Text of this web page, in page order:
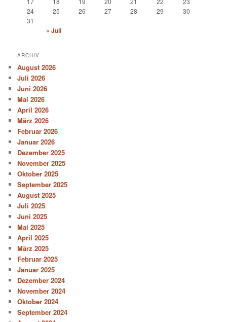
24
25 26 27 28 29
30
31
« Juli
ARCHIV
August 2026
Juli 2026
Juni 2026
Mai 2026
April 2026
März 2026
Februar 2026
Januar 2026
Dezember 2025
November 2025
Oktober 2025
September 2025
August 2025
Juli 2025
Juni 2025
Mai 2025
April 2025
März 2025
Februar 2025
Januar 2025
Dezember 2024
November 2024
Oktober 2024
September 2024